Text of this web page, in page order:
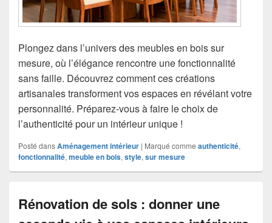
Plongez dans l’univers des meubles en bois sur
mesure, où l’élégance rencontre une fonctionnalité
sans faille. Découvrez comment ces créations
artisanales transforment vos espaces en révélant votre
personnalité. Préparez-vous à faire le choix de
l’authenticité pour un intérieur unique !
Posté dansAménagement intérieur | Marqué comme authenticité,
fonctionnalité, meuble en bois, style, sur mesure
Rénovation de sols : donner une